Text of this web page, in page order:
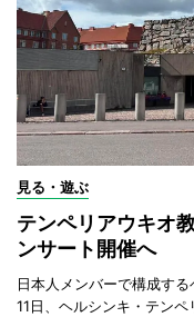
見る・遊ぶ
テンペリアウキオ
ンサート開催へ
日本人メンバーで構成す
11日、ヘルシンキ・テン